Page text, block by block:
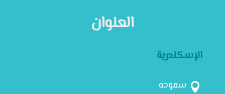
العنوان
الإسكندرية
 سموحه